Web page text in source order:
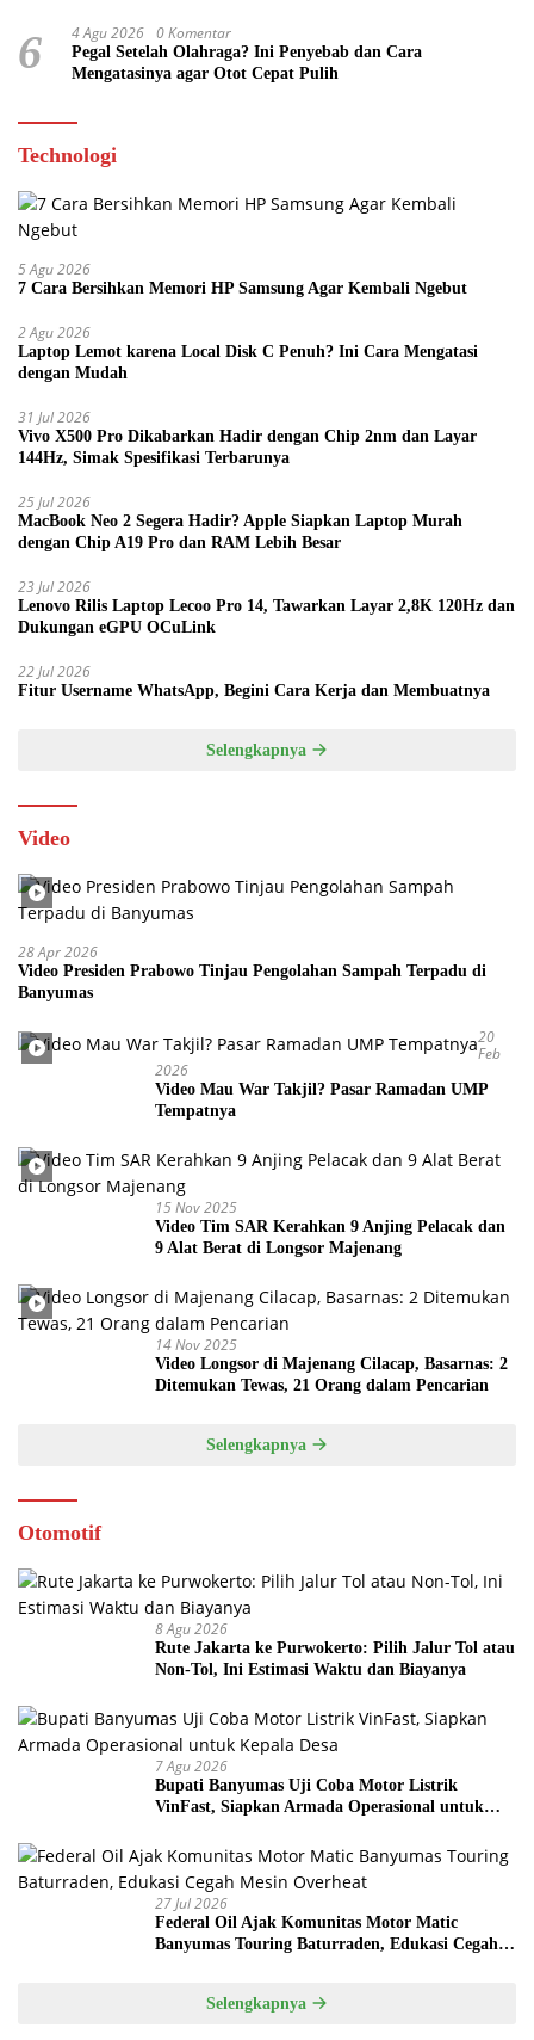
6 4 Agu 2026 0 Komentar
Pegal Setelah Olahraga? Ini Penyebab dan Cara
Mengatasinya agar Otot Cepat Pulih
Technologi
5 Agu 2026
7 Cara Bersihkan Memori HP Samsung Agar Kembali Ngebut
2 Agu 2026
Laptop Lemot karena Local Disk C Penuh? Ini Cara Mengatasi
dengan Mudah
31 Jul 2026
Vivo X500 Pro Dikabarkan Hadir dengan Chip 2nm dan Layar
144Hz, Simak Spesifikasi Terbarunya
25 Jul 2026
MacBook Neo 2 Segera Hadir? Apple Siapkan Laptop Murah
dengan Chip A19 Pro dan RAM Lebih Besar
23 Jul 2026
Lenovo Rilis Laptop Lecoo Pro 14, Tawarkan Layar 2,8K 120Hz dan
Dukungan eGPU OCuLink
22 Jul 2026
Fitur Username WhatsApp, Begini Cara Kerja dan Membuatnya
Selengkapnya
Video
28 Apr 2026
Video Presiden Prabowo Tinjau Pengolahan Sampah Terpadu di
Banyumas
20
Feb
2026
Video Mau War Takjil? Pasar Ramadan UMP
Tempatnya
15 Nov 2025
Video Tim SAR Kerahkan 9 Anjing Pelacak dan
9 Alat Berat di Longsor Majenang
14 Nov 2025
Video Longsor di Majenang Cilacap, Basarnas: 2
Ditemukan Tewas, 21 Orang dalam Pencarian
Selengkapnya
Otomotif
8 Agu 2026
Rute Jakarta ke Purwokerto: Pilih Jalur Tol atau
Non-Tol, Ini Estimasi Waktu dan Biayanya
7 Agu 2026
Bupati Banyumas Uji Coba Motor Listrik
VinFast, Siapkan Armada Operasional untuk
27 Jul 2026
Federal Oil Ajak Komunitas Motor Matic
Banyumas Touring Baturraden, Edukasi Cegah
Selengkapnya